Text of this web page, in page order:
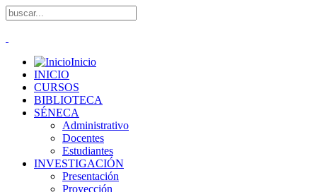
Inicio
INICIO
CURSOS
BIBLIOTECA
SÉNECA
Administrativo
Docentes
Estudiantes
INVESTIGACIÓN
Presentación
Proyección